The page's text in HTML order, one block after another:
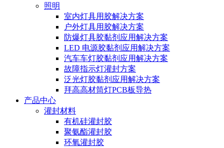
照明
室内灯具用胶解决方案
户外灯具用胶解决方案
防爆灯具胶黏剂应用解决方案
LED 电源胶黏剂应用解决方案
汽车车灯胶黏剂应用解决方案
故障指示灯灌封方案
泛光灯胶黏剂应用解决方案
拜高高材筒灯PCB板导热
产品中心
灌封材料
有机硅灌封胶
聚氨酯灌封胶
环氧灌封胶